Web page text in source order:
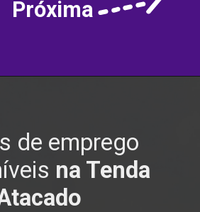
Próxima
de emprego
na Tenda